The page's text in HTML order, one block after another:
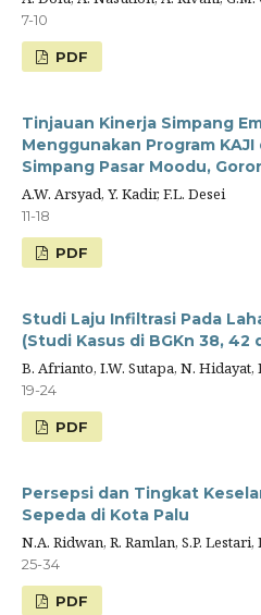
7-10
PDF
Tinjauan Kinerja Simpang
Menggunakan Program KAJI
Simpang Pasar Moodu,
A.W. Arsyad, Y. Kadir, F.L. Desei
11-18
PDF
Studi Laju Infiltrasi Pada
(Studi Kasus di BGKn 38, 42
B. Afrianto, I.W. Sutapa, N. Hidayat,
19-24
PDF
Persepsi dan Tingkat
Sepeda di Kota Palu
N.A. Ridwan, R. Ramlan, S.P.
25-34
PDF